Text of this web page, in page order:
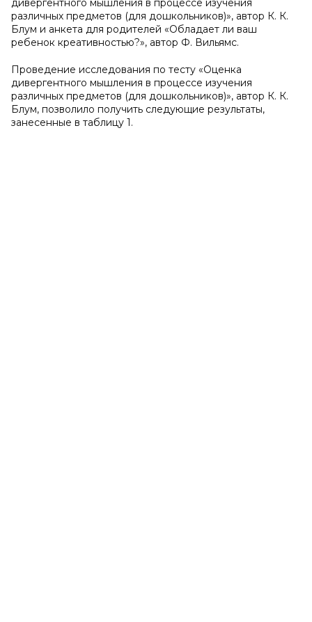
дивергентного мышления в процессе изучения
различных предметов (для дошкольников)», автор К. К.
Блум и анкета для родителей «Обладает ли ваш
ребенок креативностью?», автор Ф. Вильямс.
Проведение исследования по тесту «Оценка
дивергентного мышления в процессе изучения
различных предметов (для дошкольников)», автор К. К.
Блум, позволило получить следующие результаты,
занесенные в таблицу 1.